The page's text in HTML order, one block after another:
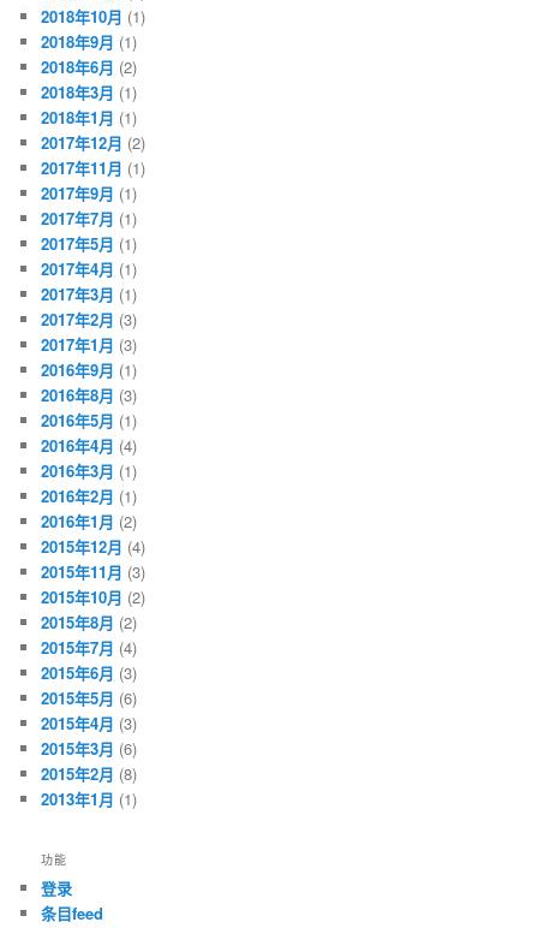
2018年10月 (1)
2018年9月 (1)
2018年6月 (2)
2018年3月 (1)
2018年1月 (1)
2017年12月 (2)
2017年11月 (1)
2017年9月 (1)
2017年7月 (1)
2017年5月 (1)
2017年4月 (1)
2017年3月 (1)
2017年2月 (3)
2017年1月 (3)
2016年9月 (1)
2016年8月 (3)
2016年5月 (1)
2016年4月 (4)
2016年3月 (1)
2016年2月 (1)
2016年1月 (2)
2015年12月 (4)
2015年11月 (3)
2015年10月 (2)
2015年8月 (2)
2015年7月 (4)
2015年6月 (3)
2015年5月 (6)
2015年4月 (3)
2015年3月 (6)
2015年2月 (8)
2013年1月 (1)
功能
登录
条目feed